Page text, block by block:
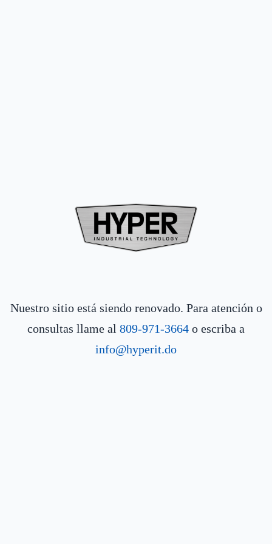
Nuestro sitio está siendo renovado. Para atención o
consultas llame al 809-971-3664 o escriba a
info@hyperit.do